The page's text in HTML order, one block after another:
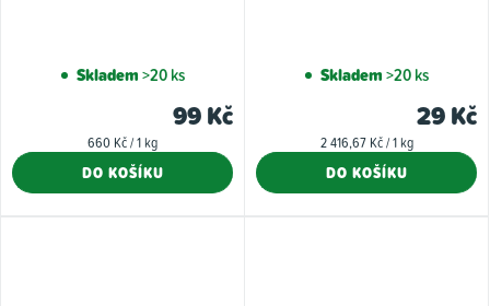
Skladem>20 ks
99 Kč
Měrná
660 Kč / 1 kg
DO KOŠÍKU
Skladem>20 ks
29 Kč
Měrná
2 416,67 Kč / 1 kg
DO KOŠÍKU